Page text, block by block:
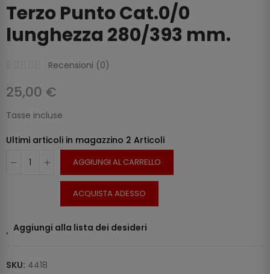
Terzo Punto Cat.0/0
lunghezza 280/393 mm.
Recensioni (0)
25,00 €
Tasse incluse
Ultimi articoli in magazzino 2 Articoli
AGGIUNGI AL CARRELLO
ACQUISTA ADESSO
Aggiungi alla lista dei desideri
SKU: 4418